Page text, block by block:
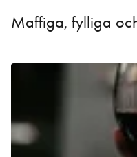
Maffiga, fylliga